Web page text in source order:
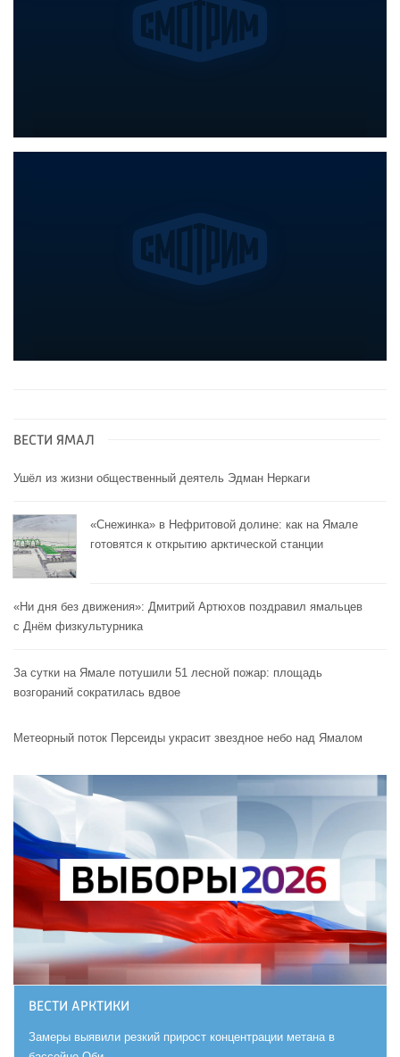
ВЕСТИ ЯМАЛ
Ушёл из жизни общественный деятель Эдман Неркаги
«Снежинка» в Нефритовой долине: как на Ямале
готовятся к открытию арктической станции
«Ни дня без движения»: Дмитрий Артюхов поздравил ямальцев
с Днём физкультурника
За сутки на Ямале потушили 51 лесной пожар: площадь
возгораний сократилась вдвое
Метеорный поток Персеиды украсит звездное небо над Ямалом
ВЕСТИ АРКТИКИ
Замеры выявили резкий прирост концентрации метана в